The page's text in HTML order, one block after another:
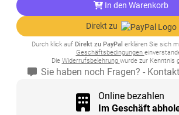
In den Warenkorb
Direkt zu
Durch klick auf Direkt zu PayPal erklären Sie sich
Geschäftsbedingungen
Die Widerrufsbelehrung wurde zur Kenntnis
Sie haben noch Fragen? -
Online bezahlen
Im Geschäft